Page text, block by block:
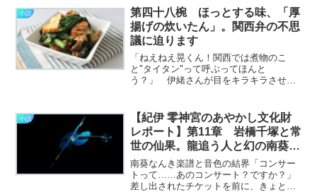
だ。 伊緒さんと知り合った頃はLCCが
登場する直前で、まだフェ
リ………………～続きを読む～
小説
第四十八椀 ほっとする味、「厚
揚げの炊いたん」。関西弁の不思
議に迫ります
「ねえねえ晃くん！関西では煮物のこ
と"タイタン"って呼ぶってほんと
う？」 伊緒さんが目をキラキラさせて
少々面倒な問題でもある。 伊緒さんが
想像している"タイタン"という
の………………～続きを読む～
小説
【紀伊 零神宮のあやかし文化財
レポート】第11章 岩橋千塚と常
世の仙果。龍追う人と幻の南葵楽
譜
南葵なんき楽譜と音色の結界「コンサー
トって……あのコンサート？ですか？」
差し出されたチケットを前に、きょとん